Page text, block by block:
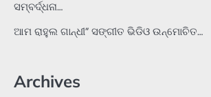
ସମ୍ବର୍ଦ୍ଧନା…
ଆମ ରାହୁଲ ଗାନ୍ଧୀ” ସଙ୍ଗୀତ ଭିଡିଓ ଉନ୍ମୋଚିତ…
Archives